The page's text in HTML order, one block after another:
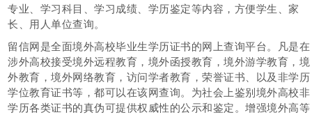
专业、学习科目、学习成绩、学历鉴定等内容，方便学生、家
长、用人单位查询。
留信网是全面境外高校毕业生学历证书的网上查询平台。凡是在
涉外高校接受境外远程教育，境外函授教育，境外游学教育，境
外教育，境外网络教育，访问学者教育，荣誉证书、以及非学历
学位教育证书等，都可以在该网查询。为社会上鉴别境外高校非
学历各类证书的真伪可提供权威性的公示和鉴定。增强境外高等